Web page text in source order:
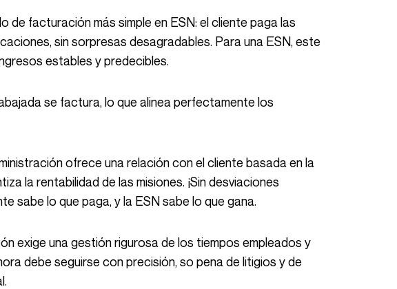
sin sorpresas desagradables. Para una ESN, este
estables y predecibles.
la rentabilidad de las misiones. ¡Sin desviaciones
sabe lo que paga, y la ESN sabe lo que gana.
debe seguirse con precisión, so pena de litigios y de